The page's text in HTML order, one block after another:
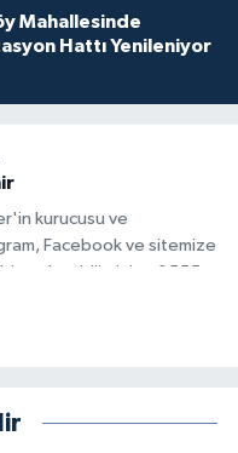
Mahallesinde
Hattı Yenileniyor
kurucusu ve
Facebook ve sitemize
bize ulaşabilirsiniz - 0555